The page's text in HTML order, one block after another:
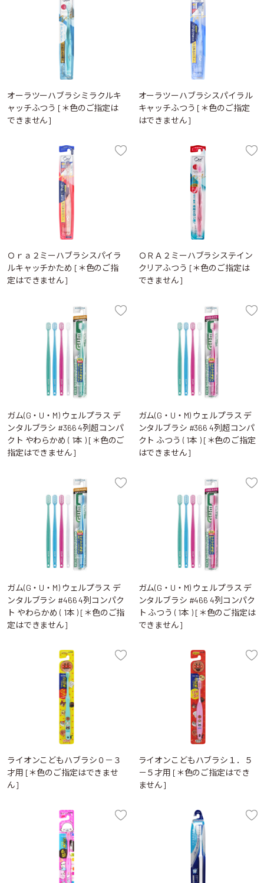
オーラツーハブラシミラクルキ
ャッチふつう [＊色のご指定は
できません]
オーラツーハブラシスパイラル
キャッチふつう [＊色のご指定
はできません]
Ｏｒａ２ミーハブラシスパイラ
ルキャッチかため [＊色のご指
定はできません]
ＯＲＡ２ミーハブラシステイン
クリアふつう [＊色のご指定は
できません]
ガム(G・U・M) ウェルプラス デ
ンタルブラシ #366 4列超コンパ
クト やわらかめ ( 1本 ) [＊色のご
指定はできません]
ガム(G・U・M) ウェルプラス デ
ンタルブラシ #366 4列超コンパ
クト ふつう ( 1本 ) [＊色のご指定
はできません]
ガム(G・U・M) ウェルプラス デ
ンタルブラシ #466 4列コンパク
ト やわらかめ ( 1本 ) [＊色のご指
定はできません]
ガム(G・U・M) ウェルプラス デ
ンタルブラシ #466 4列コンパク
ト ふつう ( 1本 ) [＊色のご指定は
できません]
ライオンこどもハブラシ０－３
才用 [＊色のご指定はできませ
ん]
ライオンこどもハブラシ１．５
－５才用 [＊色のご指定はでき
ません]